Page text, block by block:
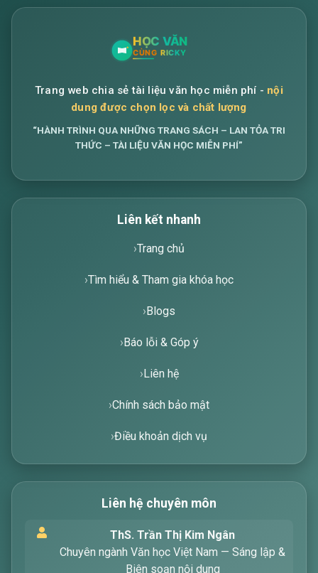
tìm kiếm các bài viết về văn học. Hãy nhập từ
khóa mà bạn quan tâm, tôi sẽ giúp bạn ngay
Trang web chia sẻ tài liệu văn học miễn phí - nội
dung được chọn lọc và chất lượng
“HÀNH TRÌNH QUA NHỮNG TRANG SÁCH – LAN TỎA TRI
THỨC – TÀI LIỆU VĂN HỌC MIỄN PHÍ”
Liên kết nhanh
Trang chủ
Tìm hiểu & Tham gia khóa học
Blogs
Báo lỗi & Góp ý
Liên hệ
Chính sách bảo mật
Điều khoản dịch vụ
Liên hệ chuyên môn
ThS. Trần Thị Kim Ngân
Chuyên ngành Văn học Việt Nam — Sáng lập &
Biên soạn nội dung